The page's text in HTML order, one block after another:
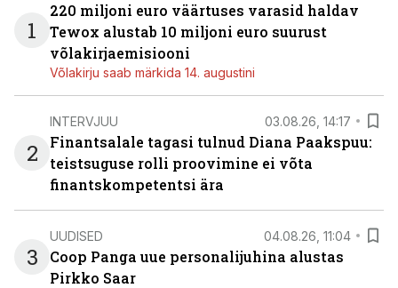
1
220 miljoni euro väärtuses varasid haldav
Tewox alustab 10 miljoni euro suurust
võlakirjaemisiooni
Võlakirju saab märkida 14. augustini
2
INTERVJUU 03.08.26, 14:17
Finantsalale tagasi tulnud Diana Paakspuu:
teistsuguse rolli proovimine ei võta
finantskompetentsi ära
3
UUDISED 04.08.26, 11:04
Coop Panga uue personalijuhina alustas
Pirkko Saar